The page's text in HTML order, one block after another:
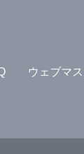
ウェブマ